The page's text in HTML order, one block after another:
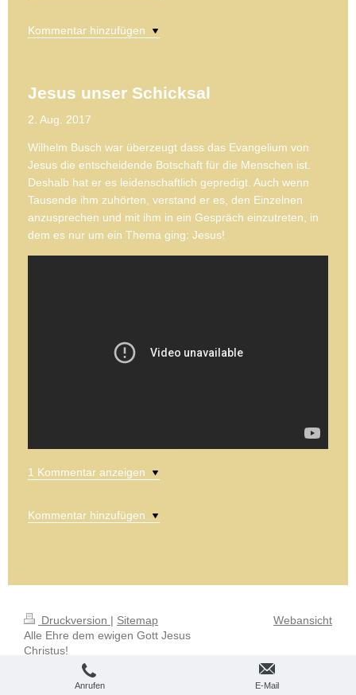
Kommentar hinzufügen
Jesus unser Schicksal
2. Aug. 2017
Wilhelm Busch war überzeugt dass das Evangelium von
Jesus die entscheidende Botschaft für die Menschen ist.
Deshalb hat er es leidenschaftlich gepredigt. Auch wenn
Tausende ihm zuhörten, verstand er es, den Einzelnen
anzusprechen und mit ihm in ein Gespräch einzutreten, in
dem es nur um ein Thema ging: Jesus!
1 Kommentar anzeigen
Kommentar hinzufügen
Druckversion | Sitemap
Alle Ehre dem ewigen Gott Jesus
Christus!
Webansicht
Anrufen E-Mail